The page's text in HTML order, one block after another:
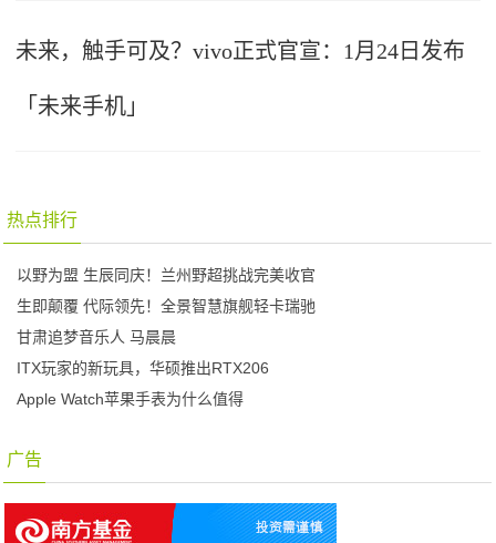
未来，触手可及？vivo正式官宣：1月24日发布
「未来手机」
热点排行
以野为盟 生辰同庆！兰州野超挑战完美收官
生即颠覆 代际领先！全景智慧旗舰轻卡瑞驰
甘肃追梦音乐人 马晨晨
ITX玩家的新玩具，华硕推出RTX206
Apple Watch苹果手表为什么值得
广告